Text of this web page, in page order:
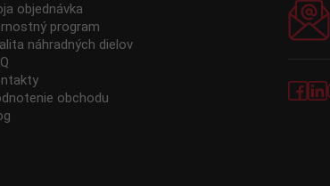
objednávka
program
náhradných dielov
obchodu